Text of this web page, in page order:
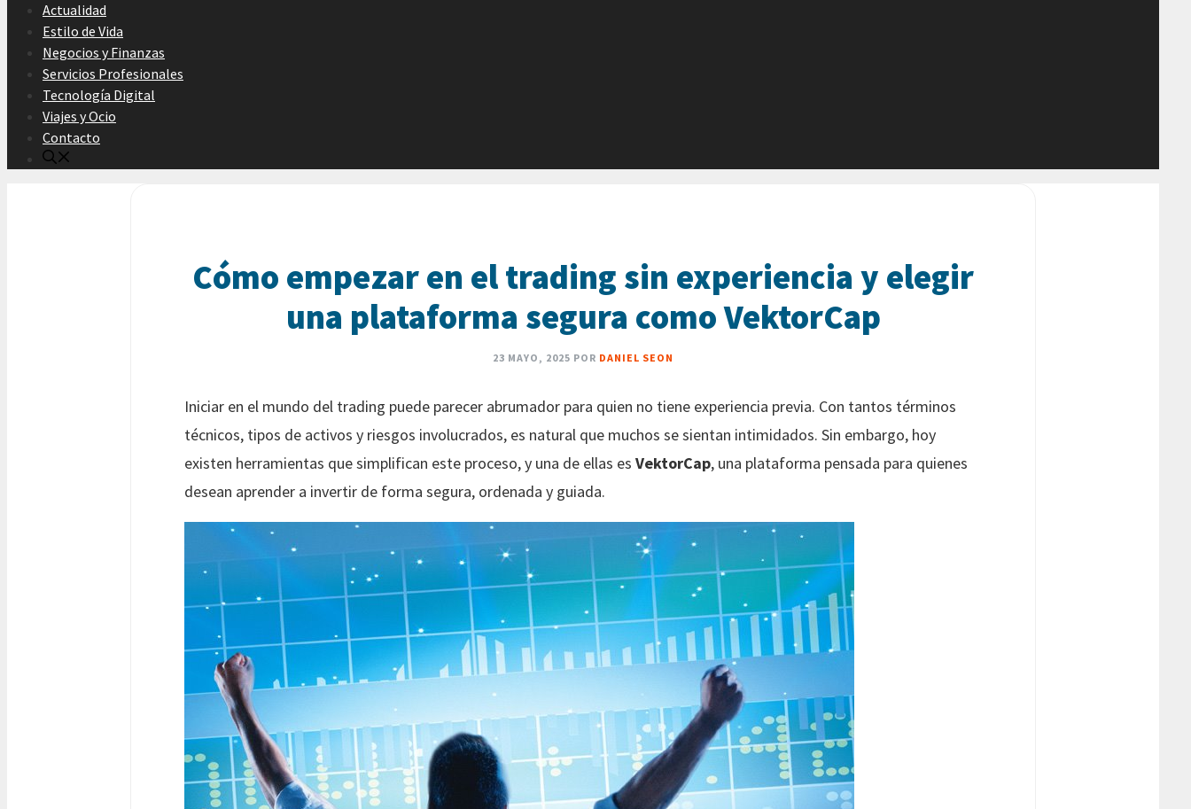
Actualidad
Estilo de Vida
Negocios y Finanzas
Servicios Profesionales
Tecnología Digital
Viajes y Ocio
Contacto
Cómo empezar en el trading sin experiencia y elegir
una plataforma segura como VektorCap
23 MAYO, 2025 POR DANIEL SEON
Iniciar en el mundo del trading puede parecer abrumador para quien no tiene experiencia previa. Con tantos términos
técnicos, tipos de activos y riesgos involucrados, es natural que muchos se sientan intimidados. Sin embargo, hoy
existen herramientas que simplifican este proceso, y una de ellas es VektorCap, una plataforma pensada para quienes
desean aprender a invertir de forma segura, ordenada y guiada.